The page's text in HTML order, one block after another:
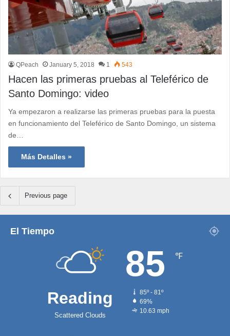
QPeach January 5, 2018 1 543
Hacen las primeras pruebas al Teleférico de
Santo Domingo: video
Ya empezaron a realizarse las primeras pruebas para la puesta
en funcionamiento del Teleférico de Santo Domingo, un sistema
de…
Más Detalles »
Previous page
El Tiempo
Reading
Scattered Clouds
85 ℉
85º - 81º
69%
10.63 mph